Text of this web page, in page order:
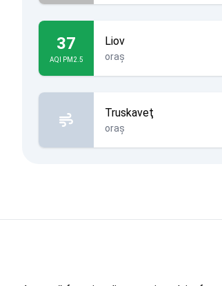
37
AQI PM2.5
Liov
oraș
Truskaveţ
oraș